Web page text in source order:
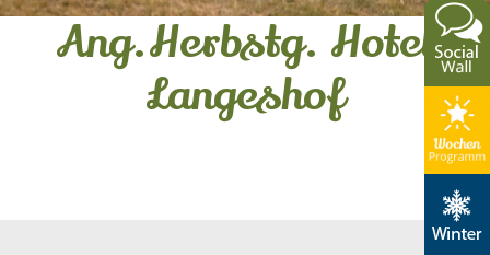
Ang.Herbstg. Hotel
Langeshof